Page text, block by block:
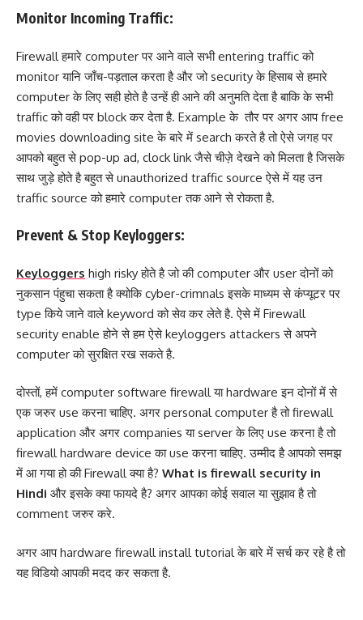
Monitor Incoming Traffic:
Firewall हमारे computer पर आने वाले सभी entering traffic को
monitor यानि जाँच-पड़ताल करता है और जो security के हिसाब से हमारे
computer के लिए सही होते है उन्हें ही आने की अनुमति देता है बाकि के सभी
traffic को वही पर block कर देता है. Example के तौर पर अगर आप free
movies downloading site के बारे में search करते है तो ऐसे जगह पर
आपको बहुत से pop-up ad, clock link जैसे चीज़े देखने को मिलता है जिसके
साथ जुड़े होते है बहुत से unauthorized traffic source ऐसे में यह उन
traffic source को हमारे computer तक आने से रोकता है.
Prevent & Stop Keyloggers:
Keyloggers high risky होते है जो की computer और user दोनों को
नुकसान पंहुचा सकता है क्योकि cyber-crimnals इसके माध्यम से कंप्यूटर पर
type किये जाने वाले keyword को सेव कर लेते है. ऐसे में Firewall
security enable होने से हम ऐसे keyloggers attackers से अपने
computer को सुरक्षित रख सकते है.
दोस्तों, हमें computer software firewall या hardware इन दोनों में से
एक जरुर use करना चाहिए. अगर personal computer है तो firewall
application और अगर companies या server के लिए use करना है तो
firewall hardware device का use करना चाहिए. उम्मीद है आपको समझ
में आ गया हो की Firewall क्या है? What is firewall security in
Hindi और इसके क्या फायदे है? अगर आपका कोई सवाल या सुझाव है तो
comment जरुर करे.
अगर आप hardware firewall install tutorial के बारे में सर्च कर रहे है तो
यह विडियो आपकी मदद कर सकता है.